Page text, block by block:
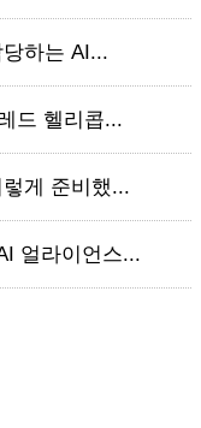
당하는 AI...
드 헬리콥...
게 준비했...
얼라이언스...